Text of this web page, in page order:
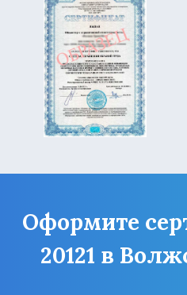
Оформите
20121 в